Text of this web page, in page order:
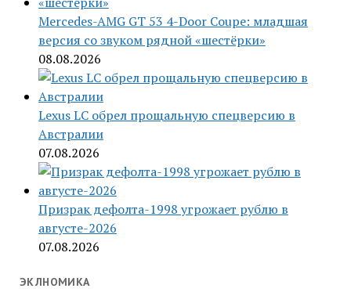
Mercedes-AMG GT 53 4-Door Coupe: младшая
версия со звуком рядной «шестёрки»
08.08.2026
Lexus LC обрел прощальную спецверсию в
Австралии
07.08.2026
Призрак дефолта-1998 угрожает рублю в
августе-2026
07.08.2026
ЭКЛНОМИКА